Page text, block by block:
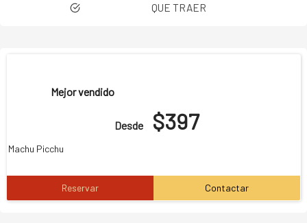
QUE TRAER
Mejor vendido
Desde $397
Machu Picchu
Reservar Contactar